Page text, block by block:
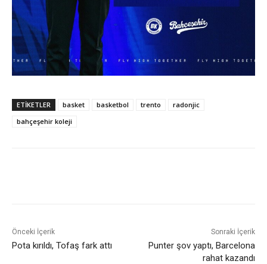
ETIKETLER basket basketbol trento
radonjic
bahçeşehir koleji
Önceki İçerik
Pota kırıldı, Tofaş fark attı
Sonraki İçerik
Punter şov yaptı, Barcelona
rahat kazandı